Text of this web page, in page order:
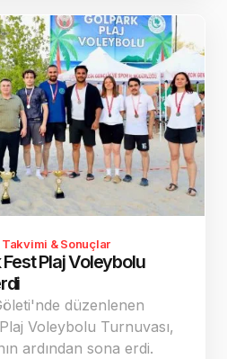
& Sonuçlar
Plaj Voleybolu
düzenlenen
Voleybolu Turnuvası,
ardından sona erdi.